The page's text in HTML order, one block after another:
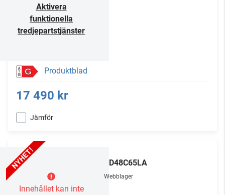
Aktivera
funktionella
tredjepartstjänster
G Produktblad
17 490 kr
Jämför
Innehållet kan inte
OLED48C65LA
Webblager